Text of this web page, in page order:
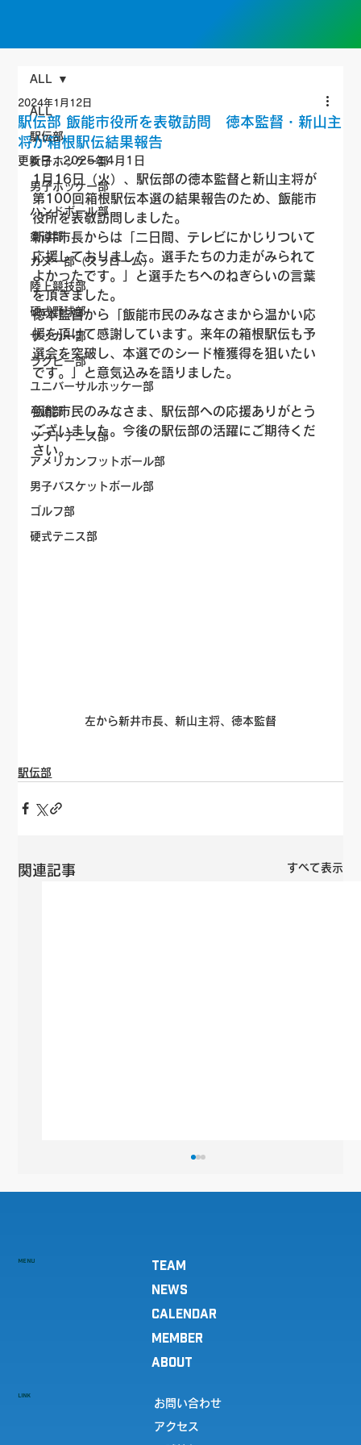
ALL
駅伝部
女子ホッケー部
男子ホッケー部
ハンドボール部
剣道部
カヌー部（スラローム）
陸上競技部
硬式野球部
サッカー部
ラグビー部
ユニバーサルホッケー部
弓道部
ソフトテニス部
アメリカンフットボール部
男子バスケットボール部
ゴルフ部
硬式テニス部
ALL
駅伝部 飯能市役所を表敬訪問 徳本監督・新山主
将が箱根駅伝結果報告
2024年1月12日
更新日：2025年4月1日
1月16日（火）、駅伝部の徳本監督と新山主将が
第100回箱根駅伝本選の結果報告のため、飯能市
役所を表敬訪問しました。
新井市長からは「二日間、テレビにかじりついて
応援しておりました。選手たちの力走がみられて
よかったです。」と選手たちへのねぎらいの言葉
を頂きました。
徳本監督から「飯能市民のみなさまから温かい応
援を頂けて感謝しています。来年の箱根駅伝も予
選会を突破し、本選でのシード権獲得を狙いたい
です。」と意気込みを語りました。
飯能市民のみなさま、駅伝部への応援ありがとう
ございました。今後の駅伝部の活躍にご期待くだ
さい。
左から新井市長、新山主将、徳本監督
駅伝部
関連記事 すべて表示
MENU
TEAM
NEWS
CALENDAR
MEMBER
ABOUT
LINK
お問い合わせ
アクセス